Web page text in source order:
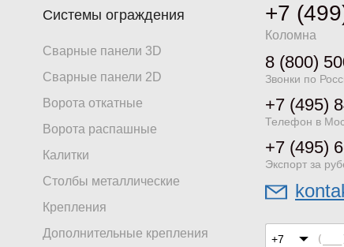
Системы ограждения
Сварные панели 3D
Сварные панели 2D
Ворота откатные
Ворота распашные
Калитки
Столбы металлические
Крепления
Дополнительные крепления
+7
Коломна
8 (800)
Звонки по
+7 (495)
Телефон в
+7 (495)
Экспорт за